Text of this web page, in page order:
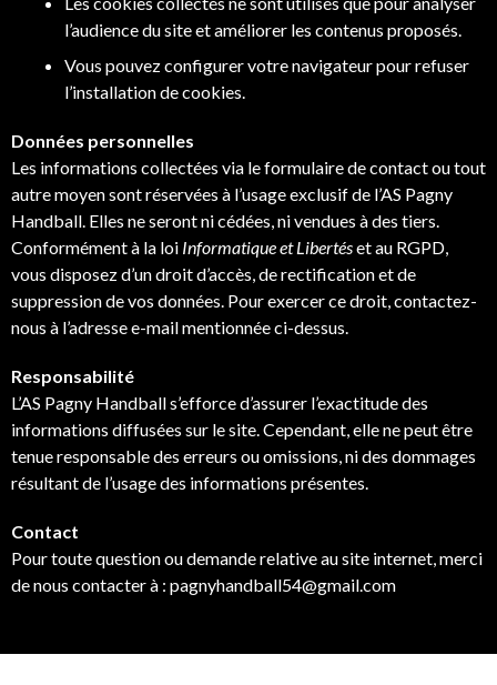
l’audience du site et améliorer les contenus proposés.
Vous pouvez configurer votre navigateur pour refuser
l’installation de cookies.
Données personnelles
Les informations collectées via le formulaire de contact ou tout
autre moyen sont réservées à l’usage exclusif de l’AS Pagny
Handball. Elles ne seront ni cédées, ni vendues à des tiers.
Conformément à la loi Informatique et Libertéset au RGPD,
vous disposez d’un droit d’accès, de rectification et de
suppression de vos données. Pour exercer ce droit, contactez-
nous à l’adresse e-mail mentionnée ci-dessus.
Responsabilité
L’AS Pagny Handball s’efforce d’assurer l’exactitude des
informations diffusées sur le site. Cependant, elle ne peut être
tenue responsable des erreurs ou omissions, ni des dommages
résultant de l’usage des informations présentes.
Contact
Pour toute question ou demande relative au site internet, merci
de nous contacter à : pagnyhandball54@gmail.com